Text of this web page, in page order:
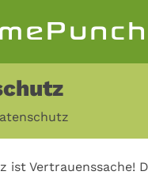
ist Vertrauenssache!